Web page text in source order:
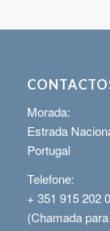
Morada:
Estrada
Portugal
Telefone:
+ 351 915 202
(Chamada